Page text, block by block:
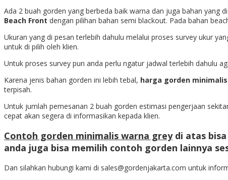
Ada 2 buah gorden yang berbeda baik warna dan juga bahan yang
Beach Front dengan pilihan bahan semi blackout. Pada bahan
Ukuran yang di pesan terlebih dahulu melalui proses survey ukur
untuk di pilih oleh klien.
Untuk proses survey pun anda perlu ngatur jadwal terlebih dahulu
Karena jenis bahan gorden ini lebih tebal, harga gorden minimalis
terpisah.
Untuk jumlah pemesanan 2 buah gorden estimasi pengerjaan
cepat akan segera di informasikan kepada klien.
Contoh gorden minimalis warna greydi atas bisa
anda juga bisa memilih contoh gorden lainnya
Dan silahkan hubungi kami di sales@gordenjakarta.com untuk